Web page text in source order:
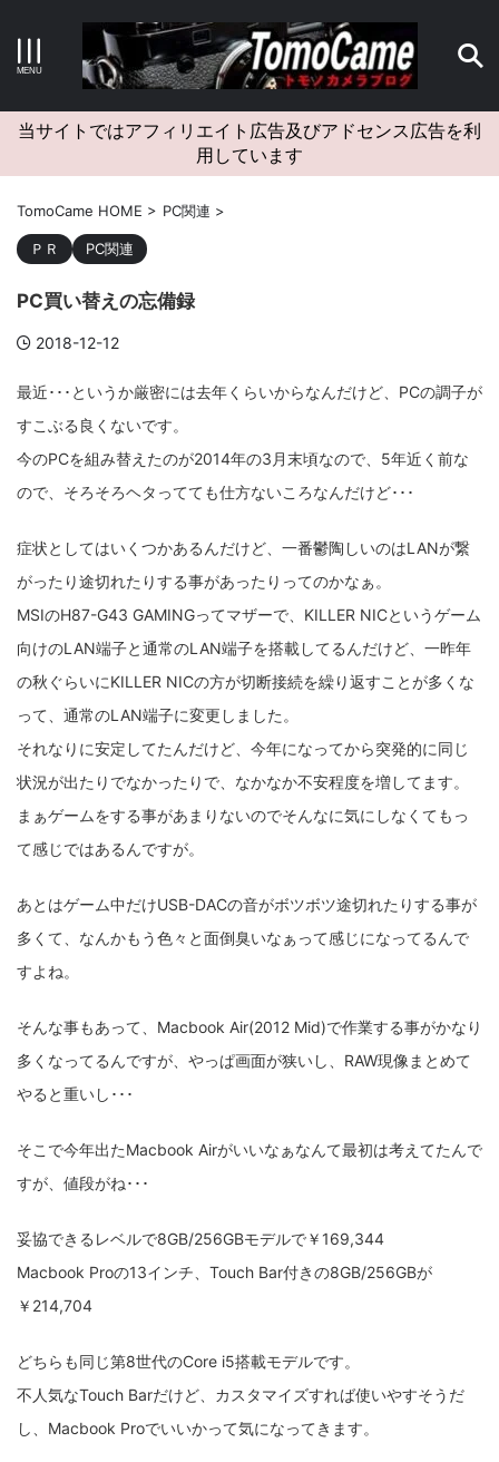
キーワードで検索する
カテゴリー
アーカイブ
タグクラウド
Canon craft EM5II EOS Kiss X4 EOS R10
LUMIX GF9 LUMIX L10 LUMIX S1 LUMIX S9
M(Typ240) minolta MX nikki Nikon
OLYMPUS om-1 II OM-3
osmo osmo action3 panasonic pc
psobb ricoh SIGMA
TAMRON TG-6 THETA VILTROX X-T2
X100F X half Xiaomi Pad 6 Xperia1VI Z-1
フォクトレンダー
ライカM10-R
ローライコード
当サイトではアフィリエイト広告及びアドセンス広告を利
用しています
TomoCame HOME > PC関連 >
ＰＲ PC関連
PC買い替えの忘備録
2018-12-12
最近･･･というか厳密には去年くらいからなんだけど、PCの調子が
すこぶる良くないです。
今のPCを組み替えたのが2014年の3月末頃なので、5年近く前な
ので、そろそろヘタってても仕方ないころなんだけど･･･
症状としてはいくつかあるんだけど、一番鬱陶しいのはLANが繋
がったり途切れたりする事があったりってのかなぁ。
MSIのH87-G43 GAMINGってマザーで、KILLER NICというゲーム
向けのLAN端子と通常のLAN端子を搭載してるんだけど、一昨年
の秋ぐらいにKILLER NICの方が切断接続を繰り返すことが多くな
って、通常のLAN端子に変更しました。
それなりに安定してたんだけど、今年になってから突発的に同じ
状況が出たりでなかったりで、なかなか不安程度を増してます。
まぁゲームをする事があまりないのでそんなに気にしなくてもっ
て感じではあるんですが。
あとはゲーム中だけUSB-DACの音がボツボツ途切れたりする事が
多くて、なんかもう色々と面倒臭いなぁって感じになってるんで
すよね。
そんな事もあって、Macbook Air(2012 Mid)で作業する事がかなり
多くなってるんですが、やっぱ画面が狭いし、RAW現像まとめて
やると重いし･･･
そこで今年出たMacbook Airがいいなぁなんて最初は考えてたんで
すが、値段がね･･･
妥協できるレベルで8GB/256GBモデルで￥169,344
Macbook Proの13インチ、Touch Bar付きの8GB/256GBが
￥214,704
どちらも同じ第8世代のCore i5搭載モデルです。
不人気なTouch Barだけど、カスタマイズすれば使いやすそうだ
し、Macbook Proでいいかって気になってきます。